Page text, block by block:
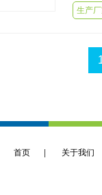
生产
首页 关于我们